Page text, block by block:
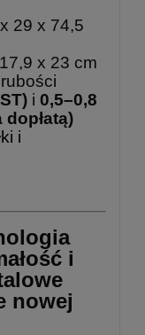
29 x 74,5
x 23 cm
i 0,5–0,8
dopłatą)
i
i
nowej